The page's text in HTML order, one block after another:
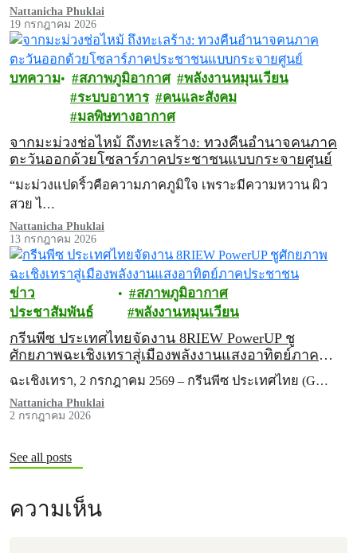
Nattanicha Phuklai
19 กรกฎาคม 2026
บทความ สภาพภูมิอากาศ
พลังงานหมุนเวียน
ระบบอาหาร
คนและสังคม
มลพิษทางอากาศ
จากมะม่วงช่อไหม้ ถึงทะเลร้าง: ทวงคืนอำนาจคนภาค
ตะวันออกด้วยโซลาร์ภาคประชาชนแบบกระจายศูนย์
“มะม่วงแปดริ้วคือความภาคภูมิใจ เพราะมีความหวาน ผิว
สวย ไ…
Nattanicha Phuklai
13 กรกฎาคม 2026
ข่าว
ประชาสัมพันธ์
สภาพภูมิอากาศ
พลังงานหมุนเวียน
กรีนพีซ ประเทศไทยจัดงาน 8RIEW PowerUP ชู
ศักยภาพฉะเชิงเทราสู่เมืองพลังงานแสงอาทิตย์ภาค
ประชาชน
ฉะเชิงเทรา, 2 กรกฎาคม 2569 – กรีนพีซ ประเทศไทย (G…
Nattanicha Phuklai
2 กรกฎาคม 2026
See all posts
ความเห็น